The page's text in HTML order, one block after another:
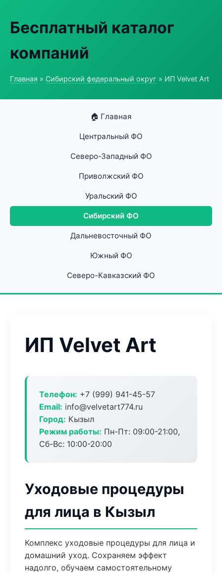
Бесплатный каталог
компаний
Главная » Сибирский федеральный округ » ИП Velvet Art
🏠 Главная
Центральный ФО
Северо-Западный ФО
Приволжский ФО
Уральский ФО
Сибирский ФО
Дальневосточный ФО
Южный ФО
Северо-Кавказский ФО
ИП Velvet Art
Телефон: +7 (999) 941-45-57
Email: info@velvetart774.ru
Город: Кызыл
Режим работы: Пн-Пт: 09:00-21:00,
Сб-Вс: 10:00-20:00
Уходовые процедуры
для лица в Кызыл
Комплекс уходовые процедуры для лица и
домашний уход. Сохраняем эффект
надолго, обучаем самостоятельному